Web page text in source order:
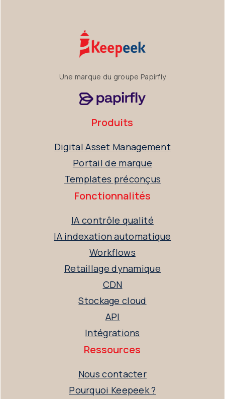
Une marque du groupe Papirfly
Produits
Digital Asset Management
Portail de marque
Templates préconçus
Fonctionnalités
IA contrôle qualité
IA indexation automatique
Workflows
Retaillage dynamique
CDN
Stockage cloud
API
Intégrations
Ressources
Nous contacter
Pourquoi Keepeek ?